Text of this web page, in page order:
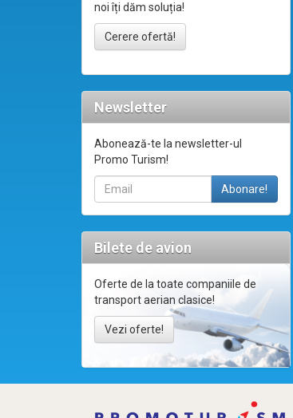
noi îți dăm soluția!
Cerere ofertă!
Newsletter
Abonează-te la newsletter-ul
Promo Turism!
Bilete de avion
Oferte de la toate companiile de
transport aerian clasice!
Vezi oferte!